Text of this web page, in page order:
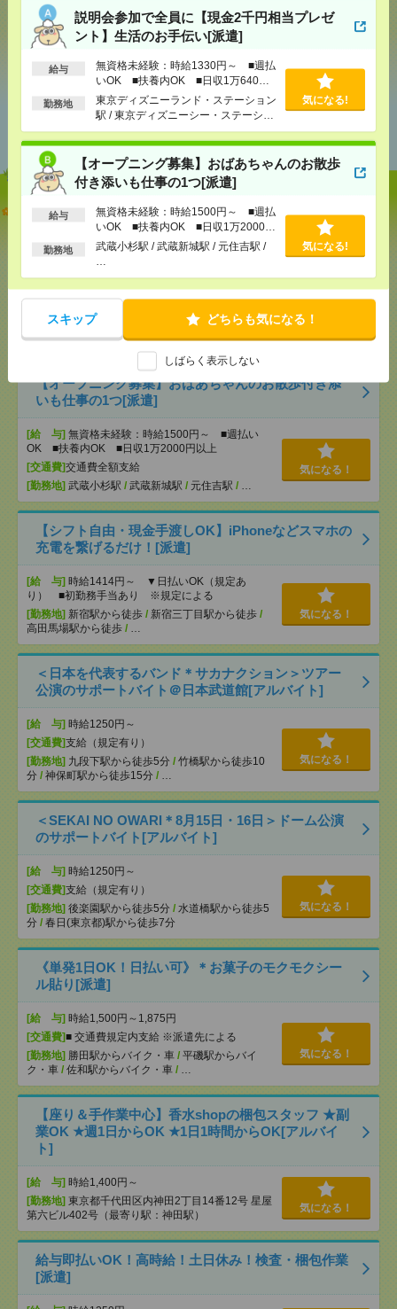
説明会参加で全員に【現金2千円相当プレゼ
ント】生活のお手伝い[派遣]
給与
無資格未経験：時給1330円～ ■週払
いOK ■扶養内OK ■日収1万640円
以上
勤務地
東京ディズニーランド・ステーション
駅 / 東京ディズニーシー・ステーショ
ン駅 / リゾートゲートウェイ・ステー
ション駅 / …
気になる!
【オープニング募集】おばあちゃんのお散歩
付き添いも仕事の1つ[派遣]
給与
無資格未経験：時給1500円～ ■週払
いOK ■扶養内OK ■日収1万2000円
以上
勤務地
武蔵小杉駅 / 武蔵新城駅 / 元住吉駅 /
気になる!
スキップ どちらも気になる！
しばらく表示しない
シェア ツイート
あなたの閲覧履歴からの
おすすめ
説明会参加で全員に【現金2千円相当プレゼント】生
活のお手伝い[派遣]
[給 与] 無資格未経験：時給1330円～ ■週払い
[交通費]交通費全額支給
東京ディズニーランド・ステーション駅/
東京ディズニーシー・ステーション駅 /リゾートゲ
ートウェイ・ステーション駅/…
【オープニング募集】おばあちゃんのお散歩付き添
いも仕事の1つ[派遣]
[給 与] 無資格未経験：時給1500円～ ■週払い
OK ■扶養内OK ■日収1万2000円以上
[交通費]交通費全額支給
[勤務地] 武蔵小杉駅 / 武蔵新城駅 / 元住吉駅 / …
気になる！
【シフト自由・現金手渡しOK】iPhoneなどスマホの
充電を繋げるだけ！[派遣]
[給 与] 時給1414円～ ▼日払いOK（規定あ
り） ■初勤務手当あり ※規定による
[勤務地] 新宿駅から徒歩 / 新宿三丁目駅から徒歩 /
高田馬場駅から徒歩 / …
気になる！
＜日本を代表するバンド＊サカナクション＞ツアー
公演のサポートバイト＠日本武道館[アルバイト]
[給 与] 時給1250円～
[交通費]支給（規定有り）
[勤務地] 九段下駅から徒歩5分 / 竹橋駅から徒歩10
分 / 神保町駅から徒歩15分 / …
気になる！
＜SEKAI NO OWARI＊8月15日・16日＞ドーム公演
のサポートバイト[アルバイト]
[給 与] 時給1250円～
[交通費]支給（規定有り）
[勤務地] 後楽園駅から徒歩5分 / 水道橋駅から徒歩5
分 / 春日(東京都)駅から徒歩7分
気になる！
《単発1日OK！日払い可》＊お菓子のモクモクシー
ル貼り[派遣]
[給 与] 時給1,500円～1,875円
[交通費]■ 交通費規定内支給 ※派遣先による
[勤務地] 勝田駅からバイク・車 / 平磯駅からバイ
ク・車 / 佐和駅からバイク・車 / …
気になる！
【座り＆手作業中心】香水shopの梱包スタッフ ★副
業OK ★週1日からOK ★1日1時間からOK[アルバイ
ト]
[給 与] 時給1,400円～
[勤務地] 東京都千代田区内神田2丁目14番12号 星屋
第六ビル402号（最寄り駅：神田駅）
気になる！
給与即払いOK！高時給！土日休み！検査・梱包作業
[派遣]